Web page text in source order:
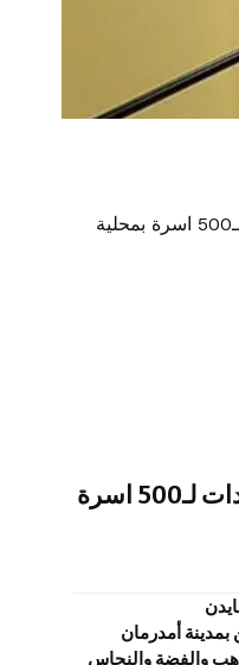
الهجرة الدولية تقدم مساعدات لـ500 اسرة
بمدينة أمدرمان
والفضة والنحاس